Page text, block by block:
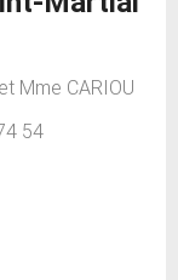
Mme CARIOU
54